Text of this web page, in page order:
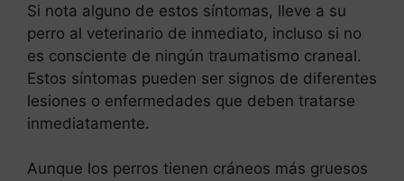
Si nota alguno de estos síntomas, lleve a su
perro al veterinario de inmediato, incluso si no
es consciente de ningún traumatismo craneal.
Estos síntomas pueden ser signos de diferentes
lesiones o enfermedades que deben tratarse
inmediatamente.
Aunque los perros tienen cráneos más gruesos